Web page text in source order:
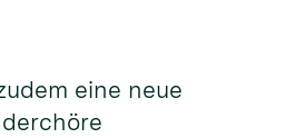
eine neue